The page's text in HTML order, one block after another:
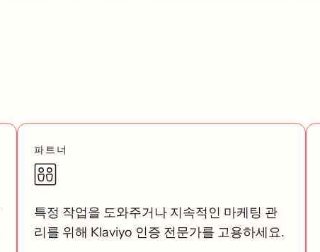
파트너
특정 작업을 도와주거나 지속적인 마케팅 관
리를 위해 Klaviyo 인증 전문가를 고용하세요.